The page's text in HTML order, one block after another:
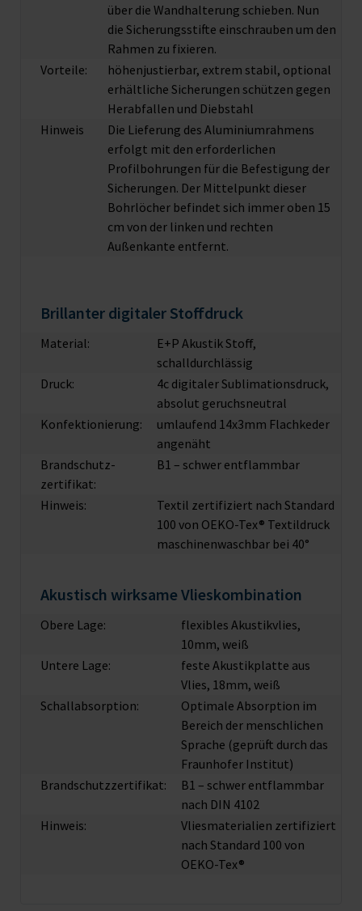
über die Wandhalterung schieben. Nun
die Sicherungsstifte einschrauben um den
Rahmen zu fixieren.
Vorteile:
höhenjustierbar, extrem stabil, optional
erhältliche Sicherungen schützen gegen
Herabfallen und Diebstahl
Hinweis
Die Lieferung des Aluminiumrahmens
erfolgt mit den erforderlichen
Profilbohrungen für die Befestigung der
Sicherungen. Der Mittelpunkt dieser
Bohrlöcher befindet sich immer oben 15
cm von der linken und rechten
Außenkante entfernt.
Brillanter digitaler Stoffdruck
Material:
E+P Akustik Stoff,
schalldurchlässig
Druck:
4c digitaler Sublimationsdruck,
absolut geruchsneutral
Konfektionierung:
umlaufend 14x3mm Flachkeder
angenäht
Brandschutz­
zertifikat:
B1 – schwer entflammbar
Hinweis:
Textil zertifiziert nach Standard
100 von OEKO-Tex® Textildruck
maschinenwaschbar bei 40°
Akustisch wirksame Vlieskombination
Obere Lage:
flexibles Akustikvlies,
10mm, weiß
Untere Lage:
feste Akustikplatte aus
Vlies, 18mm, weiß
Schallabsorption:
Optimale Absorption im
Bereich der menschlichen
Sprache (geprüft durch das
Fraunhofer Institut)
Brandschutzzertifikat:
B1 – schwer entflammbar
nach DIN 4102
Hinweis:
Vliesmaterialien zertifiziert
nach Standard 100 von
OEKO-Tex®